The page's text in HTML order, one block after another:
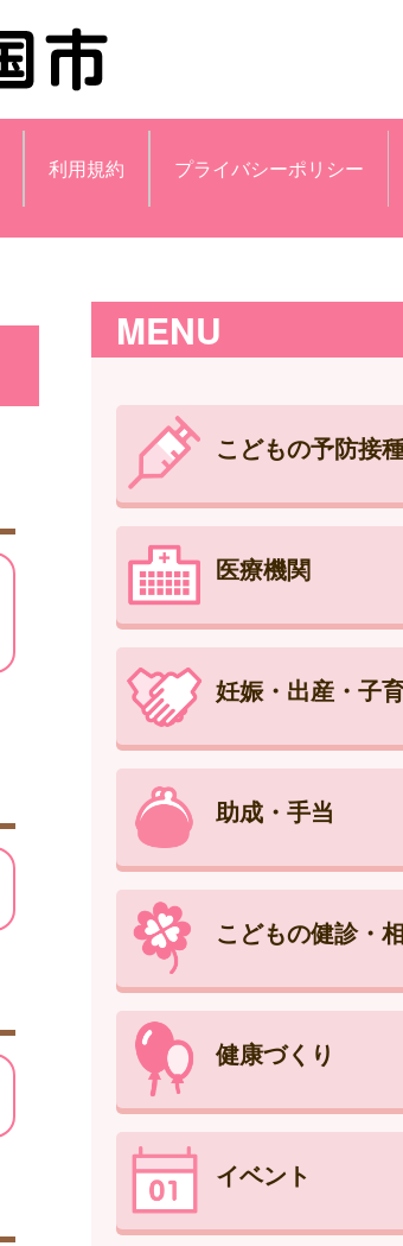
利用規約 プライバシーポリシー
MENU
こどもの予防接
医療機関
妊娠・出産・子
助成・手当
こどもの健診・
健康づくり
イベント